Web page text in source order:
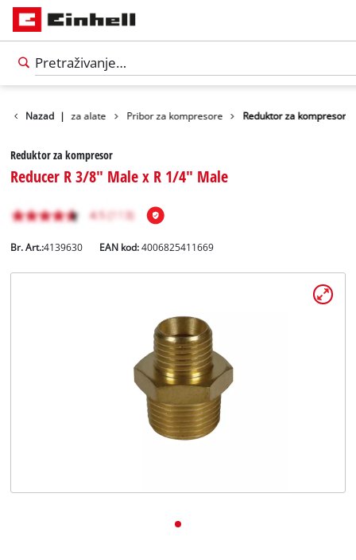
Nazad |
Pribor za alate Pribor za kompresore Reduktor za kompresor
Reduktor za kompresor
Reducer R 3/8" Male x R 1/4" Male
Br. Art.:4139630 EAN kod:4006825411669